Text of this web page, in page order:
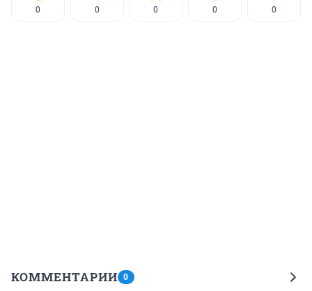
0 0 0 0 0
КОММЕНТАРИИ 0